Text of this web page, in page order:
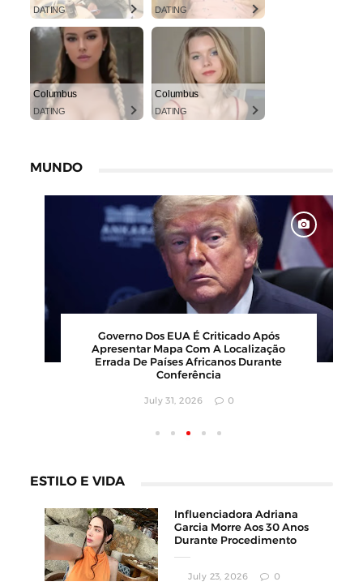
DATING DATING
Columbus
DATING
Columbus
DATING
MUNDO
Governo Dos EUA É Criticado Após
Apresentar Mapa Com A Localização
Errada De Países Africanos Durante
Conferência
July 31, 2026 0
ESTILO E VIDA
Influenciadora Adriana
Garcia Morre Aos 30 Anos
Durante Procedimento
July 23, 2026 0